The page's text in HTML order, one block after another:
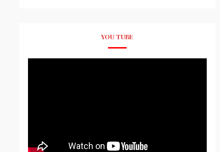
YOU TUBE